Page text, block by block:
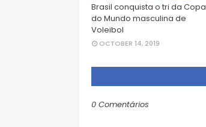
Brasil conquista o tri da Copa
do Mundo masculina de
Voleibol
OCTOBER 14, 2019
0 Comentários